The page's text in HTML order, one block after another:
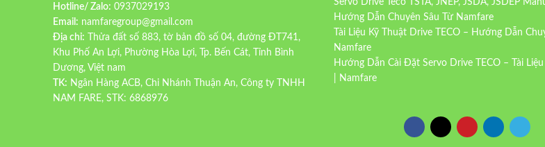
Hotline/ Zalo: 0937029193
Email: namfaregroup@gmail.com
Địa chỉ: Thửa đất số 883, tờ bản đồ số 04, đường ĐT741,
Khu Phố An Lợi, Phường Hòa Lợi, Tp. Bến Cát, Tỉnh Bình
Dương, Việt nam
TK: Ngân Hàng ACB, Chi Nhánh Thuận An, Công ty TNHH
NAM FARE, STK: 6868976
Hướng Dẫn Chuyên Sâu Từ Namfare
Tài Liệu Kỹ Thuật Drive TECO – Hướng Dẫn
Namfare
Hướng Dẫn Cài Đặt Servo Drive TECO – Tài
| Namfare